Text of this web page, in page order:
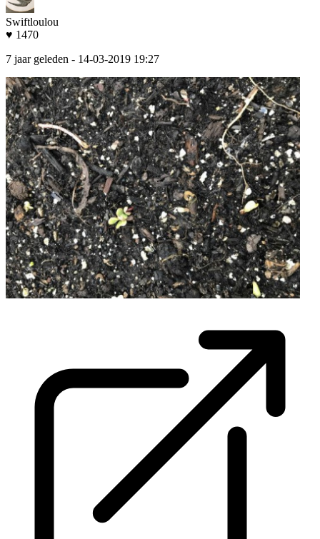
Swiftloulou
♥ 1470
7 jaar geleden - 14-03-2019 19:27